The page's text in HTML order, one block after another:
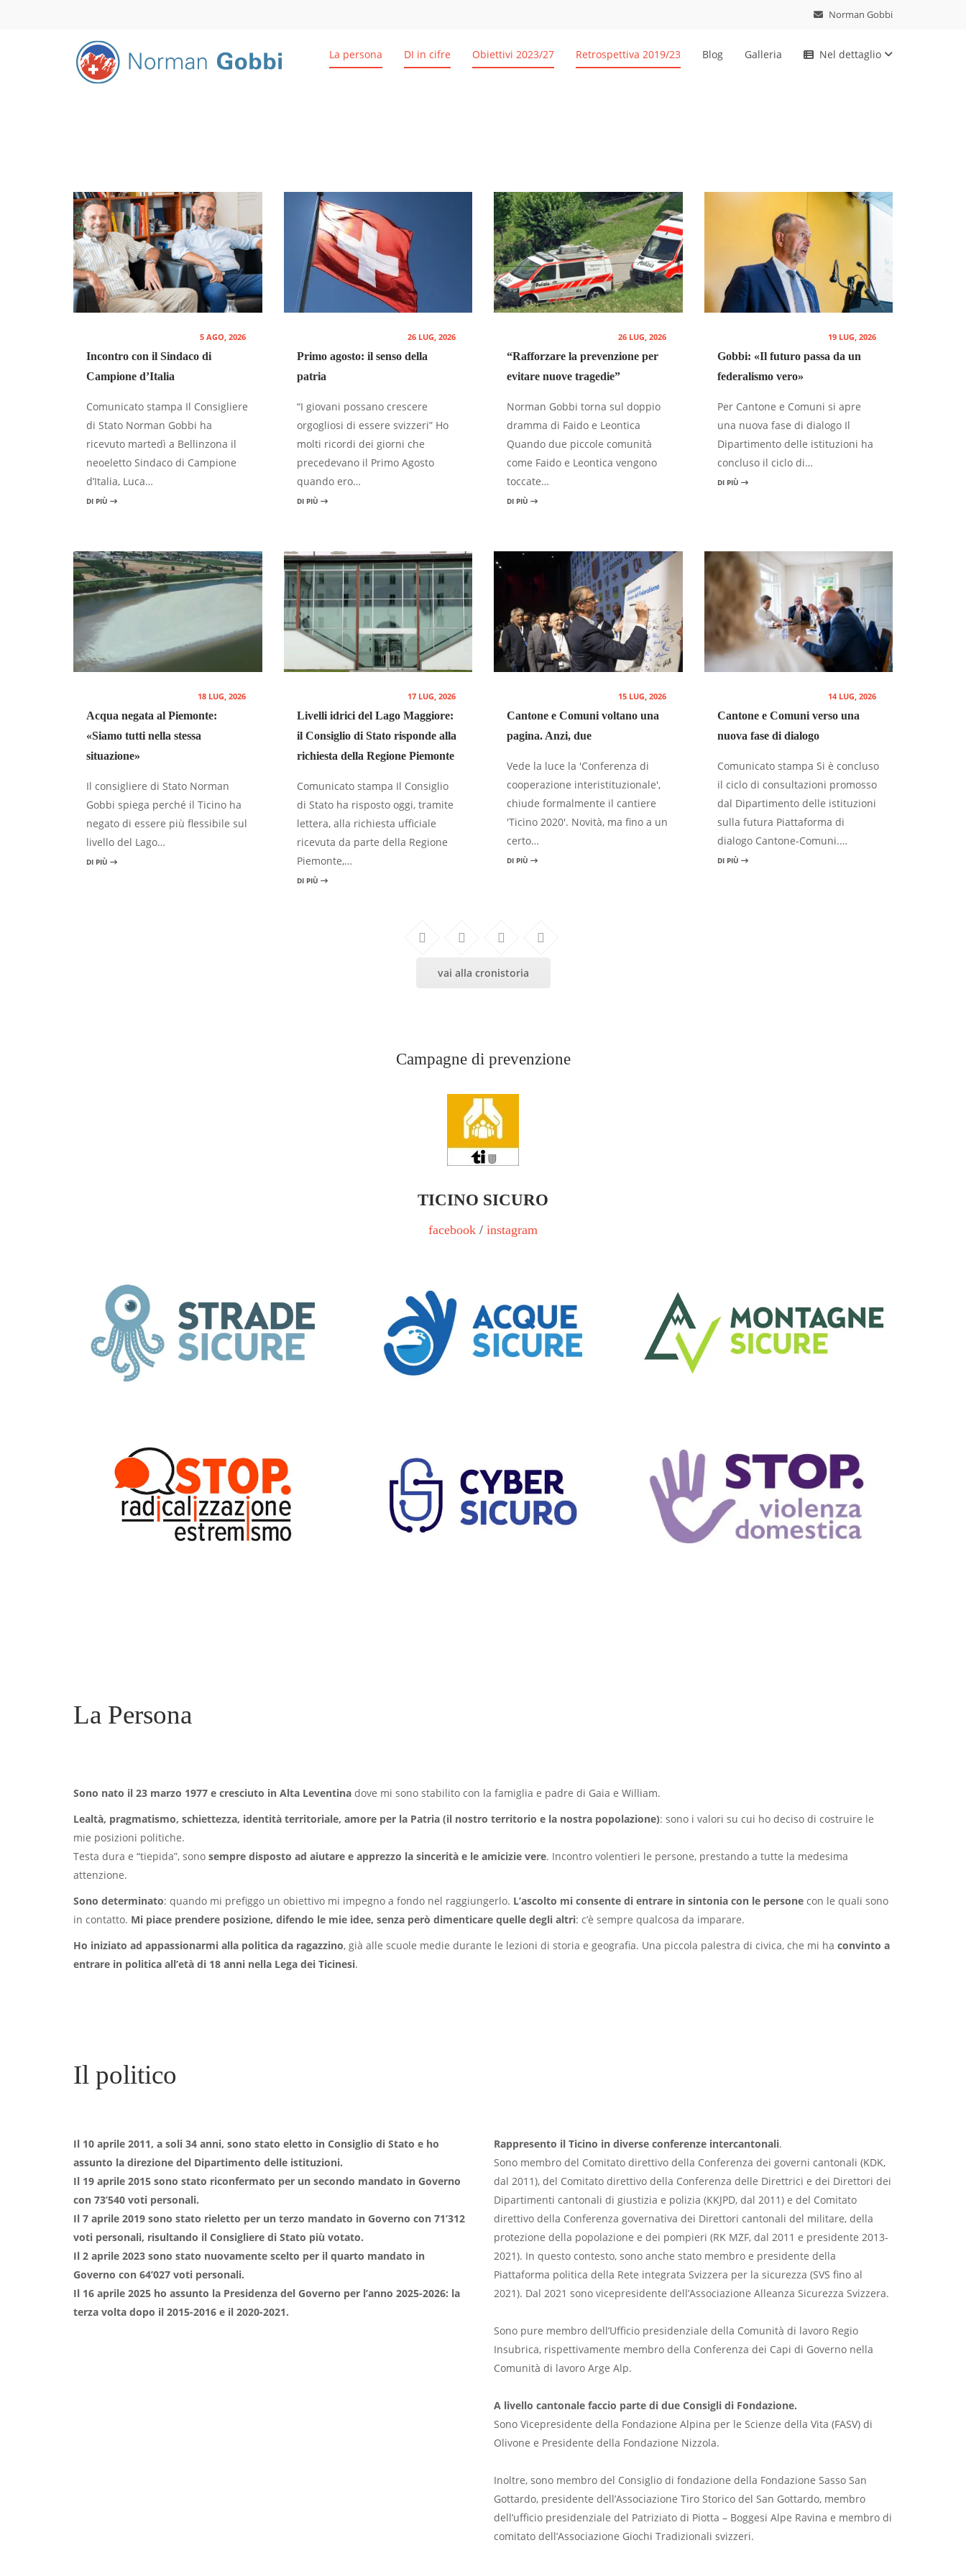
Norman Gobbi
La persona DI in cifre Obiettivi 2023/27 Retrospettiva 2019/23 Blog Galleria Nel dettaglio
5 AGO, 2026
Incontro con il Sindaco di
Campione d’Italia
Comunicato stampa Il Consigliere
di Stato Norman Gobbi ha
ricevuto martedì a Bellinzona il
neoeletto Sindaco di Campione
d’Italia, Luca…
DI PIÙ
26 LUG, 2026
Primo agosto: il senso della
patria
“I giovani possano crescere
orgogliosi di essere svizzeri” Ho
molti ricordi dei giorni che
precedevano il Primo Agosto
quando ero…
DI PIÙ
26 LUG, 2026
“Rafforzare la prevenzione per
evitare nuove tragedie”
Norman Gobbi torna sul doppio
dramma di Faido e Leontica
Quando due piccole comunità
come Faido e Leontica vengono
toccate…
DI PIÙ
19 LUG, 2026
Gobbi: «Il futuro passa da un
federalismo vero»
Per Cantone e Comuni si apre
una nuova fase di dialogo Il
Dipartimento delle istituzioni ha
concluso il ciclo di…
DI PIÙ
18 LUG, 2026
Acqua negata al Piemonte:
«Siamo tutti nella stessa
situazione»
Il consigliere di Stato Norman
Gobbi spiega perché il Ticino ha
negato di essere più flessibile sul
livello del Lago…
DI PIÙ
17 LUG, 2026
Livelli idrici del Lago Maggiore:
il Consiglio di Stato risponde alla
richiesta della Regione Piemonte
Comunicato stampa Il Consiglio
di Stato ha risposto oggi, tramite
lettera, alla richiesta ufficiale
ricevuta da parte della Regione
Piemonte,…
DI PIÙ
15 LUG, 2026
Cantone e Comuni voltano una
pagina. Anzi, due
Vede la luce la 'Conferenza di
cooperazione interistituzionale',
chiude formalmente il cantiere
'Ticino 2020'. Novità, ma fino a un
certo…
DI PIÙ
14 LUG, 2026
Cantone e Comuni verso una
nuova fase di dialogo
Comunicato stampa Si è concluso
il ciclo di consultazioni promosso
dal Dipartimento delle istituzioni
sulla futura Piattaforma di
dialogo Cantone-Comuni.…
DI PIÙ
vai alla cronistoria
Campagne di prevenzione
TICINO SICURO
facebook / instagram
La Persona
Sono nato il 23 marzo 1977 e cresciuto in Alta Leventina dove mi sono stabilito con la famiglia e padre di Gaia e William.
Lealtà, pragmatismo, schiettezza, identità territoriale, amore per la Patria (il nostro territorio e la nostra popolazione): sono i valori su cui ho deciso di costruire le
mie posizioni politiche.
Testa dura e “tiepida”, sono sempre disposto ad aiutare e apprezzo la sincerità e le amicizie vere. Incontro volentieri le persone, prestando a tutte la medesima
attenzione.
Sono determinato: quando mi prefiggo un obiettivo mi impegno a fondo nel raggiungerlo. L’ascolto mi consente di entrare in sintonia con le persone con le quali sono
in contatto. Mi piace prendere posizione, difendo le mie idee, senza però dimenticare quelle degli altri: c’è sempre qualcosa da imparare.
Ho iniziato ad appassionarmi alla politica da ragazzino, già alle scuole medie durante le lezioni di storia e geografia. Una piccola palestra di civica, che mi ha convinto a
entrare in politica all’età di 18 anni nella Lega dei Ticinesi.
Il politico
Il 10 aprile 2011, a soli 34 anni, sono stato eletto in Consiglio di Stato e ho
assunto la direzione del Dipartimento delle istituzioni.
Il 19 aprile 2015 sono stato riconfermato per un secondo mandato in Governo
con 73’540 voti personali.
Il 7 aprile 2019 sono stato rieletto per un terzo mandato in Governo con 71’312
voti personali, risultando il Consigliere di Stato più votato.
Il 2 aprile 2023 sono stato nuovamente scelto per il quarto mandato in
Governo con 64’027 voti personali.
Il 16 aprile 2025 ho assunto la Presidenza del Governo per l’anno 2025-2026: la
terza volta dopo il 2015-2016 e il 2020-2021.
Rappresento il Ticino in diverse conferenze intercantonali.
Sono membro del Comitato direttivo della Conferenza dei governi cantonali (KDK,
dal 2011), del Comitato direttivo della Conferenza delle Direttrici e dei Direttori dei
Dipartimenti cantonali di giustizia e polizia (KKJPD, dal 2011) e del Comitato
direttivo della Conferenza governativa dei Direttori cantonali del militare, della
protezione della popolazione e dei pompieri (RK MZF, dal 2011 e presidente 2013-
2021). In questo contesto, sono anche stato membro e presidente della
Piattaforma politica della Rete integrata Svizzera per la sicurezza (SVS fino al
2021). Dal 2021 sono vicepresidente dell’Associazione Alleanza Sicurezza Svizzera.
Sono pure membro dell’Ufficio presidenziale della Comunità di lavoro Regio
Insubrica, rispettivamente membro della Conferenza dei Capi di Governo nella
Comunità di lavoro Arge Alp.
A livello cantonale faccio parte di due Consigli di Fondazione.
Sono Vicepresidente della Fondazione Alpina per le Scienze della Vita (FASV) di
Olivone e Presidente della Fondazione Nizzola.
Inoltre, sono membro del Consiglio di fondazione della Fondazione Sasso San
Gottardo, presidente dell’Associazione Tiro Storico del San Gottardo, membro
dell’ufficio presidenziale del Patriziato di Piotta – Boggesi Alpe Ravina e membro di
comitato dell’Associazione Giochi Tradizionali svizzeri.